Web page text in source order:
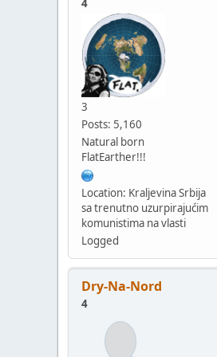
3
Posts: 5,160
Natural born
FlatEarther!!!
Location: Kraljevina Srbija
sa trenutno uzurpirajućim
komunistima na vlasti
Logged
Dry-Na-Nord
4